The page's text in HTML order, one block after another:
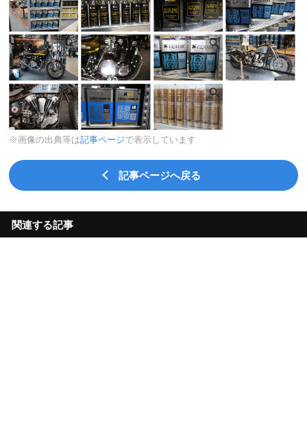
※画像の出典等は記事ページで表示しています
記事ページへ戻る
関連する記事